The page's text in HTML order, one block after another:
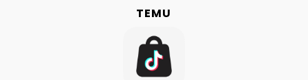
TEMU